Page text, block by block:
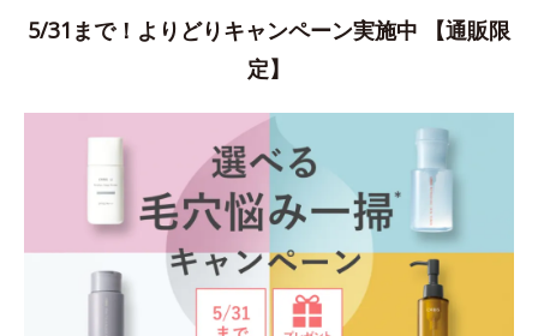
5/31まで！よりどりキャンペーン実施中 【通販限
定】